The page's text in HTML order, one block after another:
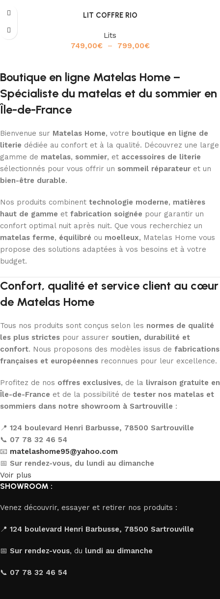
LIT COFFRE RIO
Lits
749,00€ – 799,00€
Boutique en ligne Matelas Home –
Spécialiste du matelas et du sommier en
Île-de-France
Bienvenue sur Matelas Home, votre boutique en ligne de
literie dédiée au confort et à la qualité. Découvrez une large
gamme de matelas, sommier, et accessoires de literie
sélectionnés pour vous offrir un sommeil réparateur et un
bien-être durable.
Nos produits combinent technologie moderne, matières
haut de gamme et fabrication soignée pour garantir un
confort optimal nuit après nuit. Que vous recherchiez un
matelas ferme, équilibré ou moelleux, Matelas Home vous
propose des solutions adaptées à vos besoins et à votre
budget.
Confort, qualité et service client au cœur
de Matelas Home
Tous nos produits sont conçus selon les normes de qualité
les plus strictes pour assurer soutien, durabilité et
confort. Nous proposons des modèles issus de fabrications
françaises et européennes reconnues pour leur excellence.
Profitez de nos offres exclusives, de la livraison gratuite en
Île-de-France et de la possibilité de tester nos matelas et
sommiers dans notre showroom à Sartrouville :
📍 124 boulevard Henri Barbusse, 78500 Sartrouville
📞 07 78 32 46 54
📧 matelashome95@yahoo.com
📅 Sur rendez-vous, du lundi au dimanche
Voir plus
SHOWROOM :
Venez découvrir, essayer et retirer nos produits :
📍 124 boulevard Henri Barbusse, 78500 Sartrouville
📅 Sur rendez-vous, du lundi au dimanche
📞 07 78 32 46 54